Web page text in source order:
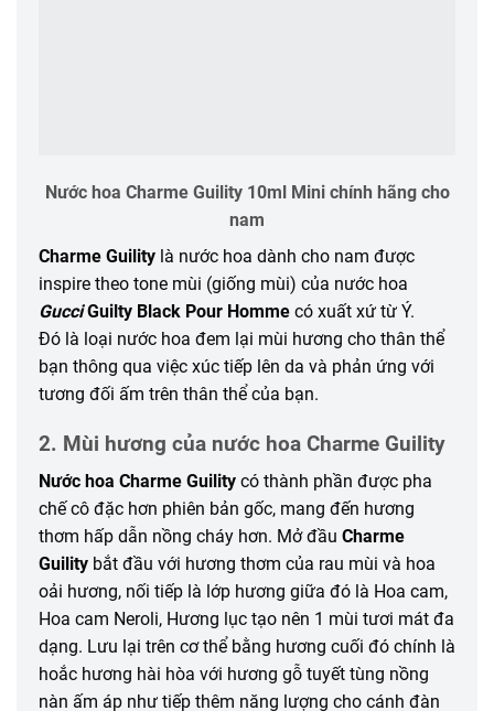
Nước hoa Charme Guility 10ml Mini chính hãng cho
nam
Charme Guility là nước hoa dành cho nam được
inspire theo tone mùi (giống mùi) của nước hoa
GucciGuilty Black Pour Homme có xuất xứ từ Ý.
Đó là loại nước hoa đem lại mùi hương cho thân thể
bạn thông qua việc xúc tiếp lên da và phản ứng với
tương đối ấm trên thân thể của bạn.
2. Mùi hương của nước hoa Charme Guility
Nước hoa Charme Guility có thành phần được pha
chế cô đặc hơn phiên bản gốc, mang đến hương
thơm hấp dẫn nồng cháy hơn. Mở đầu Charme
Guility bắt đầu với hương thơm của rau mùi và hoa
oải hương, nối tiếp là lớp hương giữa đó là Hoa cam,
Hoa cam Neroli, Hương lục tạo nên 1 mùi tươi mát đa
dạng. Lưu lại trên cơ thể bằng hương cuối đó chính là
hoắc hương hài hòa với hương gỗ tuyết tùng nồng
nàn ấm áp như tiếp thêm năng lượng cho cánh đàn